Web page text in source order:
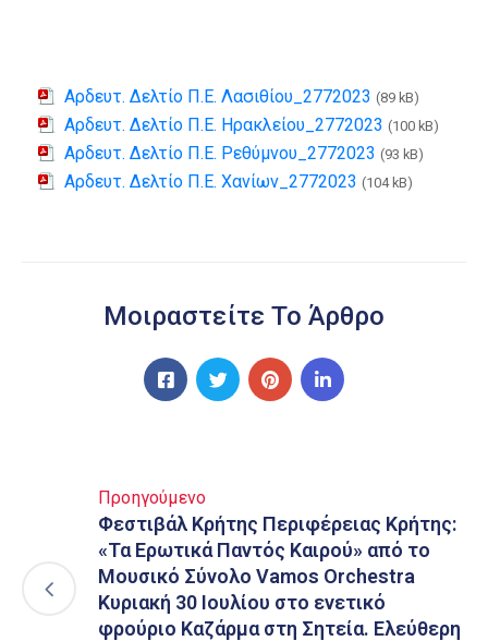
Αρδευτ. Δελτίο Π.Ε. Λασιθίου_2772023 (89 kB)
Αρδευτ. Δελτίο Π.Ε. Ηρακλείου_2772023 (100 kB)
Αρδευτ. Δελτίο Π.Ε. Ρεθύμνου_2772023 (93 kB)
Αρδευτ. Δελτίο Π.Ε. Χανίων_2772023 (104 kB)
Μοιραστείτε Το Άρθρο
Προηγούμενο
Φεστιβάλ Κρήτης Περιφέρειας Κρήτης:
«Τα Ερωτικά Παντός Καιρού» από το
Μουσικό Σύνολο Vamos Orchestra
Κυριακή 30 Ιουλίου στο ενετικό
φρούριο Καζάρμα στη Σητεία. Ελεύθερη